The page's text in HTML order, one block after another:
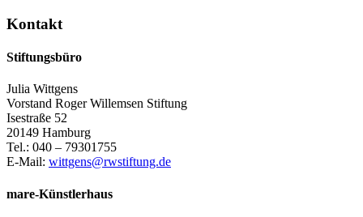
Kontakt
Stiftungsbüro
Julia Wittgens
Vorstand Roger Willemsen Stiftung
Isestraße 52
20149 Hamburg
Tel.: 040 – 79301755
E-Mail: wittgens@rwstiftung.de
mare-Künstlerhaus